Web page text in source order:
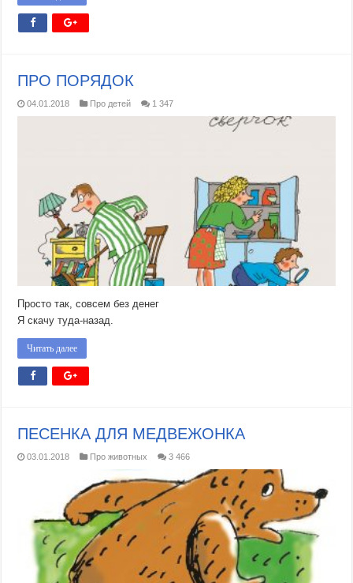
ПРО ПОРЯДОК
04.01.2018 Про детей 1 347
Просто так, совсем без денег
Я скачу туда-назад.
Читать далее
ПЕСЕНКА ДЛЯ МЕДВЕЖОНКА
03.01.2018 Про животных 3 466